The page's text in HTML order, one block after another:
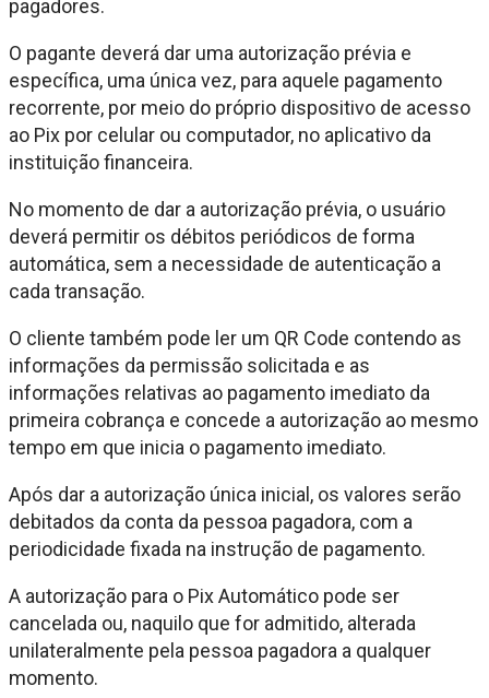
pagadores.
O pagante deverá dar uma autorização prévia e
específica, uma única vez, para aquele pagamento
recorrente, por meio do próprio dispositivo de acesso
ao Pix por celular ou computador, no aplicativo da
instituição financeira.
No momento de dar a autorização prévia, o usuário
deverá permitir os débitos periódicos de forma
automática, sem a necessidade de autenticação a
cada transação.
O cliente também pode ler um QR Code contendo as
informações da permissão solicitada e as
informações relativas ao pagamento imediato da
primeira cobrança e concede a autorização ao mesmo
tempo em que inicia o pagamento imediato.
Após dar a autorização única inicial, os valores serão
debitados da conta da pessoa pagadora, com a
periodicidade fixada na instrução de pagamento.
A autorização para o Pix Automático pode ser
cancelada ou, naquilo que for admitido, alterada
unilateralmente pela pessoa pagadora a qualquer
momento.